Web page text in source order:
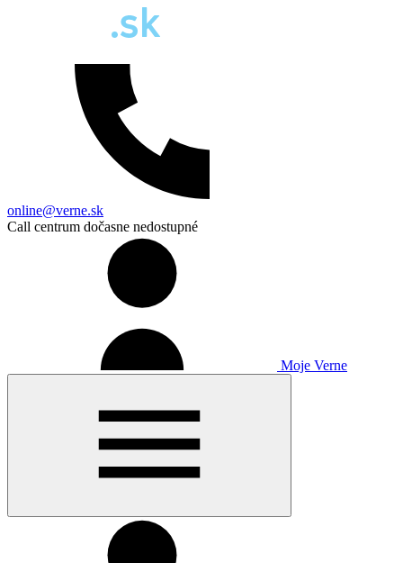
online@verne.sk
Call centrum dočasne nedostupné
Moje Verne